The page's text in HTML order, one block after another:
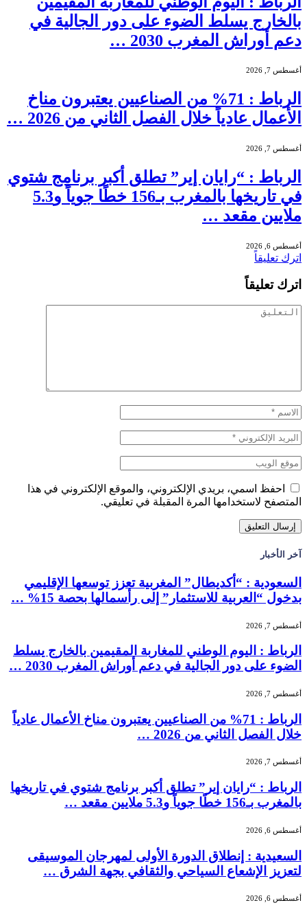
بالخارج يسلط الضوء على دور الجالية في
دعم أوراش المغرب 2030 …
أغسطس 7, 2026
الرباط : 71% من الصناعيين يعتبرون مناخ
الأعمال عادياً خلال الفصل الثاني من 2026 …
أغسطس 7, 2026
الرباط : “رايان إير” تطلق أكبر برنامج شتوي
في تاريخها بالمغرب بـ156 خطًا جوياً و5.3
ملايين مقعد …
أغسطس 6, 2026
اترك تعليقاً
اترك تعليقاً
احفظ اسمي، بريدي الإلكتروني، والموقع الإلكتروني في هذا
المتصفح لاستخدامها المرة المقبلة في تعليقي.
آخر الأخبار
السعودية : “أكديطال” المغربية تعزز توسعها الإقليمي
بدخول “العربية للاستثمار” إلى رأسمالها بحصة 15% …
أغسطس 7, 2026
الرباط : اليوم الوطني للمغاربة المقيمين بالخارج يسلط
الضوء على دور الجالية في دعم أوراش المغرب 2030 …
أغسطس 7, 2026
الرباط : 71% من الصناعيين يعتبرون مناخ الأعمال عادياً
خلال الفصل الثاني من 2026 …
أغسطس 7, 2026
الرباط : “رايان إير” تطلق أكبر برنامج شتوي في تاريخها
بالمغرب بـ156 خطًا جوياً و5.3 ملايين مقعد …
أغسطس 6, 2026
السعيدية : إنطلاق الدورة الأولى لمهرجان الموسيقى
لتعزيز الإشعاع السياحي والثقافي بجهة الشرق …
أغسطس 6, 2026